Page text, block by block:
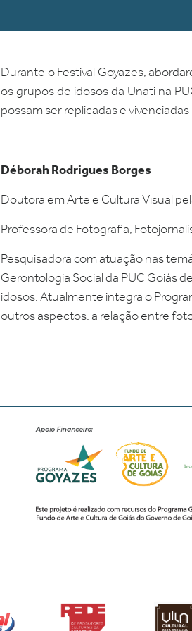
Durante o Festival Goyazes,
os grupos de idosos da Unati na
possam ser replicadas e
Déborah Rodrigues Borges
Doutora em Arte e Cultura Visual
Professora de Fotografia,
Pesquisadora com atuação nas
Gerontologia Social da PUC Goiás
idosos. Atualmente integra o
outros aspectos, a relação entre